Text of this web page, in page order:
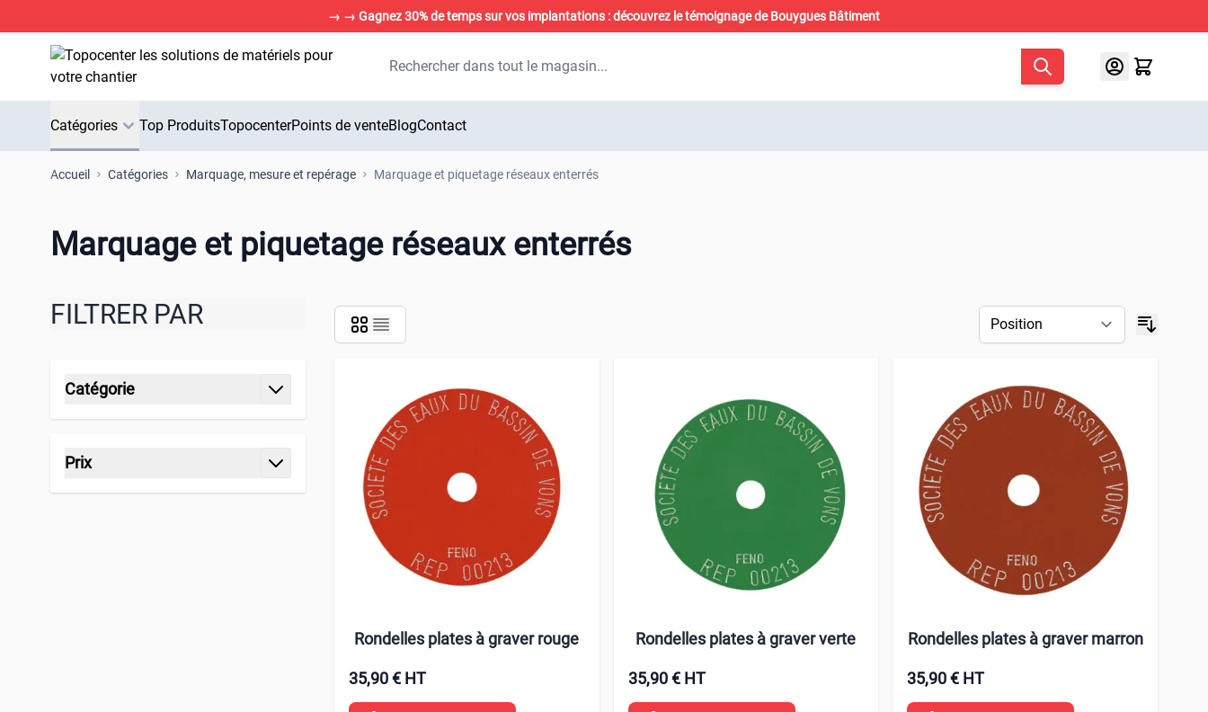
→ → Gagnez 30% de temps sur vos implantations : découvrez le témoignage de Bouygues Bâtiment
Aller au contenu
Chercher
Catégories Top ProduitsTopocenterPoints de venteBlogContact
Accueil Catégories Marquage, mesure et repérage Marquage et piquetage réseaux enterrés
Marquage et piquetage réseaux enterrés
FILTRER PAR
Catégorie
Prix
Rondelles plates à graver rouge
35,90 € HT
Rondelles plates à graver verte
35,90 € HT
Rondelles plates à graver marron
35,90 € HT